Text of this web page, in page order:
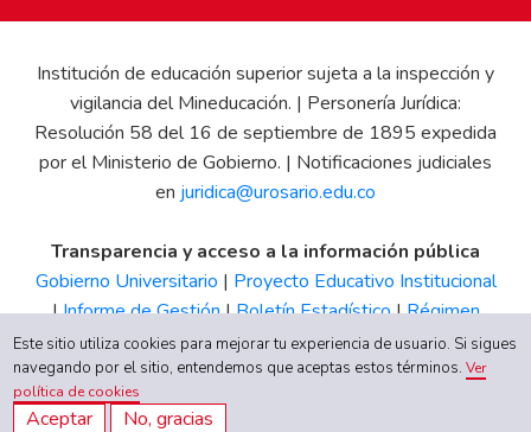
Institución de educación superior sujeta a la inspección y
vigilancia del Mineducación. | Personería Jurídica:
Resolución 58 del 16 de septiembre de 1895 expedida
por el Ministerio de Gobierno. | Notificaciones judiciales
en juridica@urosario.edu.co
Transparencia y acceso a la información pública
Gobierno Universitario | Proyecto Educativo Institucional
|Informe de Gestión|Boletín Estadístico|Régimen
Tributario|Estados Financieros |Código de Ética| Canal
de Integridad UR
Este sitio utiliza cookies para mejorar tu experiencia de usuario. Si sigues
navegando por el sitio, entendemos que aceptas estos términos.Ver
política de cookies
Aceptar No, gracias